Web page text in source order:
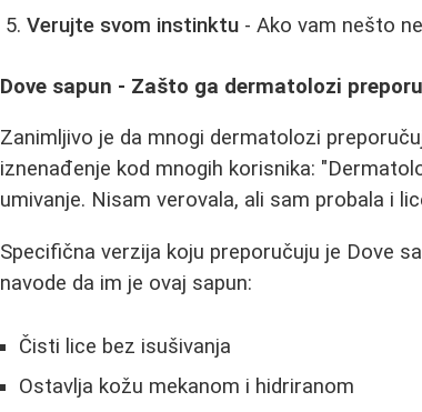
Verujte svom instinktu - Ako vam nešto
Dove sapun - Zašto ga dermatolozi
Zanimljivo je da mnogi dermatolozi
iznenađenje kod mnogih korisnika:
umivanje. Nisam verovala, ali sam probala i
Specifična verzija koju preporučuju je Dove
navode da im je ovaj sapun:
Čisti lice bez isušivanja
Ostavlja kožu mekanom i hidriranom